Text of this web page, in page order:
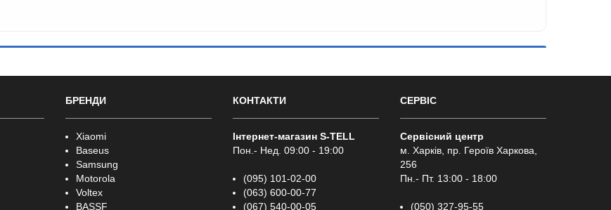
БРЕНДИ
Xiaomi
Baseus
Samsung
Motorola
Voltex
BASSF
КОНТАКТИ
Інтернет-магазин S-TELL
Пон.- Нед. 09:00 - 19:00
(095) 101-02-00
(063) 600-00-77
(067) 540-00-05
СЕРВІС
Сервісний центр
м. Харків, пр. Героїв Харкова,
256
Пн.- Пт. 13:00 - 18:00
(050) 327-95-55